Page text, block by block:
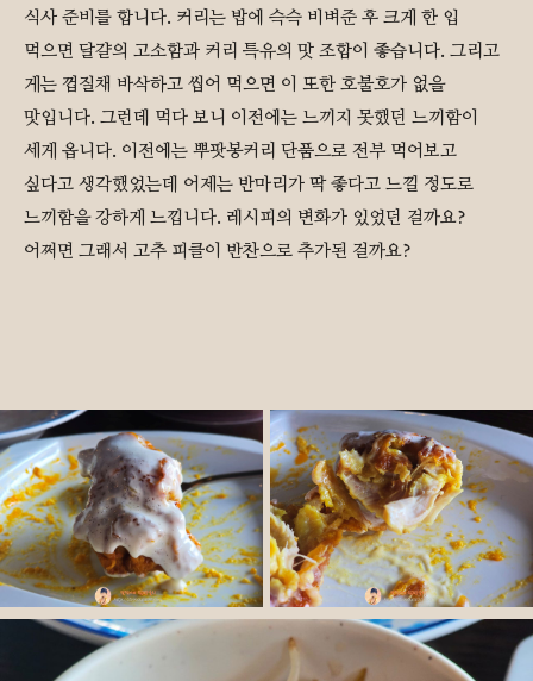
식사 준비를 합니다. 커리는 밥에 슥슥 비벼준 후 크게 한 입
먹으면 달걀의 고소함과 커리 특유의 맛 조합이 좋습니다. 그리고
게는 껍질채 바삭하고 씹어 먹으면 이 또한 호불호가 없을
맛입니다. 그런데 먹다 보니 이전에는 느끼지 못했던 느끼함이
세게 옵니다. 이전에는 뿌팟봉커리 단품으로 전부 먹어보고
싶다고 생각했었는데 어제는 반마리가 딱 좋다고 느낄 정도로
느끼함을 강하게 느낍니다. 레시피의 변화가 있었던 걸까요?
어쩌면 그래서 고추 피클이 반찬으로 추가된 걸까요?